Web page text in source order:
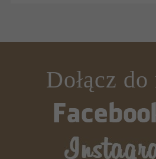
Dołącz do